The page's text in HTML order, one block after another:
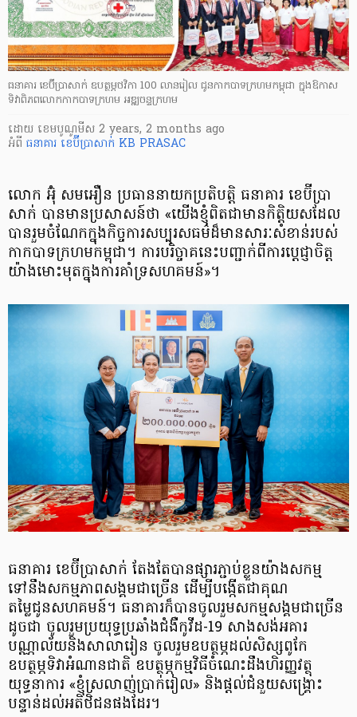
ធនាគារ ខេប៊ីប្រាសាក់ ឧបត្ថម្ភថវិកា 100 លានរៀល ជូនកាកបាទក្រហមកម្ពុជា ក្នុងឱកាស
ទិវាពិភពលោកកាកបាទក្រហម អឌ្ឍចន្ទក្រហម
ដោយ ​ ខេមបូណូមីស 2 years, 2 months ago
អំពី ធនាគារ ខេប៊ីប្រាសាក់ KB PRASAC
លោក អ៊ុំ សមអឿន ប្រធាននាយកប្រតិបត្តិ ធនាគារ ខេប៊ីប្រា
សាក់ បានមានប្រសាសន៍ថា «យើងខ្ញុំពិតជាមានកិត្តិយស​ដែល
បានរួមចំណែកក្នុងកិច្ចការសប្បុរសធម៌ដ៏មានសារៈសំខាន់របស់
កាកបាទក្រហមកម្ពុជា។ ការបរិច្ចាគនេះ​បញ្ជាក់ពីការប្ដេជ្ញាចិត្ត​
យ៉ាងមោះមុតក្នុងការគាំទ្រសហគមន៍»។
ធនាគារ ខេប៊ីប្រាសាក់ តែងតែបានផ្សារភ្ជាប់ខ្លួនយ៉ាងសកម្ម
ទៅនឹងសកម្មភាពសង្គមជាច្រើន ដើម្បីបង្កើតជាគុណ
តម្លៃជូនសហគមន៍។ ធនាគារក៏បានចូលរួមសកម្មសង្គមជាច្រើន
ដូចជា ចូលរួមប្រយុទ្ធប្រឆាំងជំងឺកូវីដ-19 សាងសង់អគារ
បណ្ណាល័យនិងសាលារៀន ចូលរួមឧបត្ថម្ភដល់សិស្សពូកែ
ឧបត្ថម្ភទិវាអំណានជាតិ ឧបត្ថម្ភកម្មវិធីចំណេះដឹងហិរញ្ញវត្ថុ
យុទ្ធនាការ «ខ្ញុំស្រលាញ់ប្រាក់រៀល» និងផ្តល់ជំនួយសង្គ្រោះ
បន្ទាន់ដល់អតិថិជនផងដែរ។